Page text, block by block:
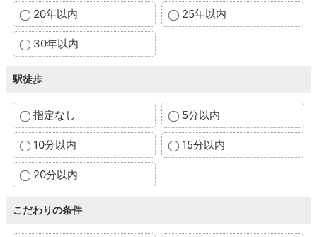
20年以内 25年以内
30年以内
駅徒歩
指定なし 5分以内
10分以内 15分以内
20分以内
こだわりの条件